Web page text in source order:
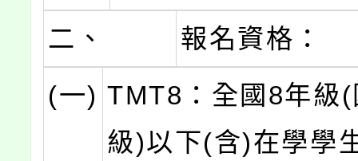
二、
報名資格：
(一) TMT8：全國8年級
級)以下(含)在學學